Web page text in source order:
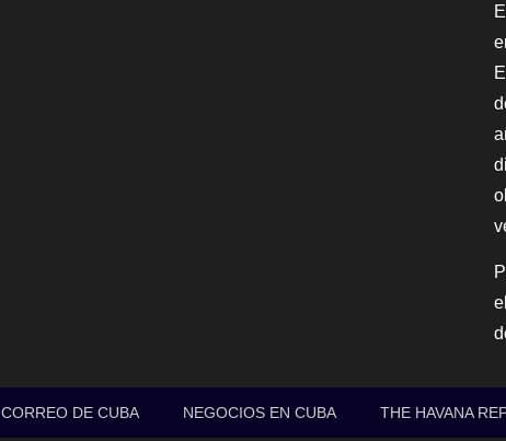
CORREO DE CUBA NEGOCIOS EN CUBA THE HAVANA